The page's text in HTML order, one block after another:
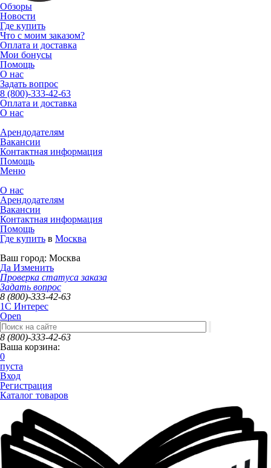
Обзоры
Новости
Где купить
Что с моим заказом?
Оплата и доставка
Мои бонусы
Помощь
О нас
Задать вопрос
8 (800)-333-42-63
Оплата и доставка
О нас
Арендодателям
Вакансии
Контактная информация
Помощь
Меню
О нас
Арендодателям
Вакансии
Контактная информация
Помощь
Где купить в Москва
Ваш город: Москва
Да Изменить
Проверка статуса заказа
Задать вопрос
8 (800)-333-42-63
1C Интерес
Open
8 (800)-333-42-63
Ваша корзина:
0
пуста
Вход
Регистрация
Каталог товаров